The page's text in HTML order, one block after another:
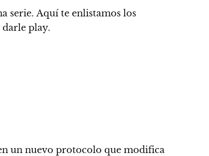
serie. Aquí te enlistamos los
darle play.
un nuevo protocolo que modifica